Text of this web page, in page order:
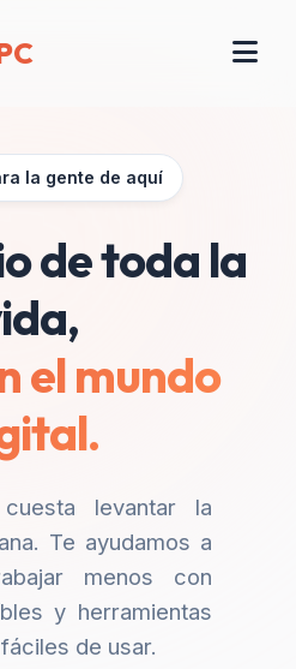
la gente de aquí
de toda la
el mundo
levantar la
Te ayudamos a
menos con
y herramientas
de usar.